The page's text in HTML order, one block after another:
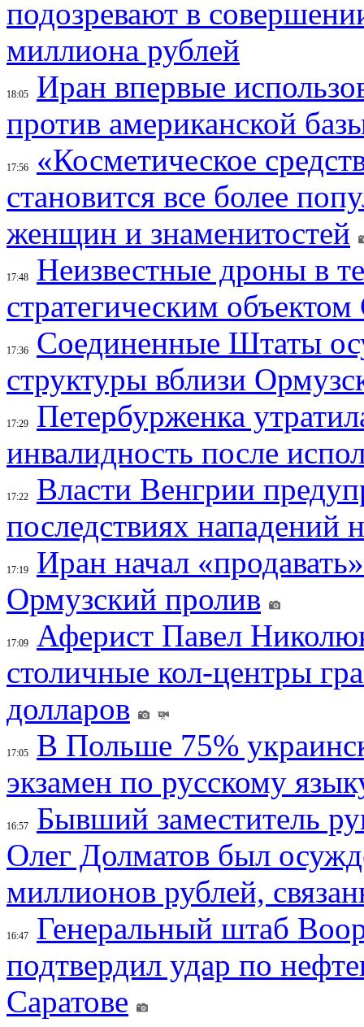
подозревают в
миллиона рублей
18:05
Иран впервые
против американской
17:56
«Косметическое
становится все более
женщин и знаменитостей
17:48
Неизвестные дроны в
стратегическим
17:36
Соединенные Штаты
структуры вблизи
17:29
Петербурженка
инвалидность после
17:22
Власти Венгрии
последствиях нападений
17:19
Иран начал
Ормузский пролив
17:09
Аферист Павел
столичные кол-центры
долларов
17:05
В Польше 75%
экзамен по русскому
16:57
Бывший заместитель
Олег Долматов был
миллионов рублей,
16:47
Генеральный штаб
подтвердил удар по
Саратове